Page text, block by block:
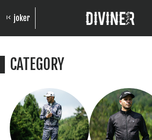
joker
CATEGORY